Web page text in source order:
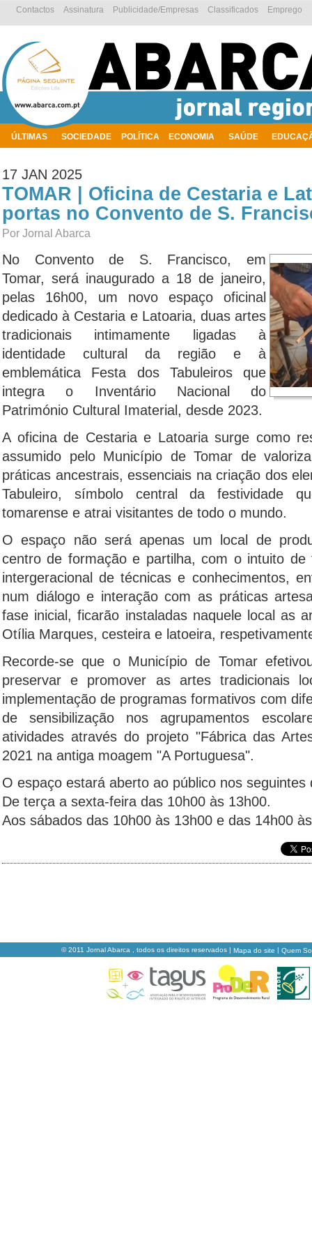
ÚLTIMAS SOCIEDADE POLÍTICA ECONOMIA SAÚDE
Emprego
Classificados
Publicidade/Empresas
Assinatura
Contactos
17 JAN 2025
TOMAR | Oficina de Cestaria e
portas no Convento de S.
Por Jornal Abarca
No Convento de S. Francisco, em
Tomar, será inaugurado a 18 de janeiro,
pelas 16h00, um novo espaço oficinal
dedicado à Cestaria e Latoaria, duas artes
tradicionais intimamente ligadas à
identidade cultural da região e à
emblemática Festa dos Tabuleiros que
integra o Inventário Nacional do
Património Cultural Imaterial, desde 2023.
A oficina de Cestaria e Latoaria surge como
assumido pelo Município de Tomar de
práticas ancestrais, essenciais na criação dos
Tabuleiro, símbolo central da festividade
tomarense e atrai visitantes de todo o mundo.
O espaço não será apenas um local de
centro de formação e partilha, com o intuito de
intergeracional de técnicas e conhecimentos,
num diálogo e interação com as práticas
fase inicial, ficarão instaladas naquele local as
Otília Marques, cesteira e latoeira,
Recorde-se que o Município de Tomar
preservar e promover as artes tradicionais
implementação de programas formativos com
de sensibilização nos agrupamentos
atividades através do projeto "Fábrica das
2021 na antiga moagem "A Portuguesa".
O espaço estará aberto ao público nos seguintes
De terça a sexta-feira das 10h00 às 13h00.
Aos sábados das 10h00 às 13h00 e das 14h00
© 2011 Jornal Abarca , todos os direitos reservados | Mapa do site | Quem